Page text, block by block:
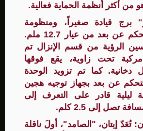
برج قيادة صغيراً، ومنظومة
رشاش ذات تحكم عن بعد من عيار 12.7 ملم.
الرؤية من قسم الإنزال تم
مركبة تحت زاوية، يقع فوقها
دخانية. كما تم تزويد الوحدة
التحكم عن بعد بجهاز توجيه هجين
ليلية قادر على التعرف إلى
تصل إلى 2.5 كلم.
تُعَدّ إيتان، "الصامد"، أولَ ناقلة